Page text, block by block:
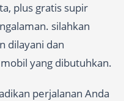
plus gratis supir
silahkan
dilayani dan
yang dibutuhkan.
perjalanan Anda